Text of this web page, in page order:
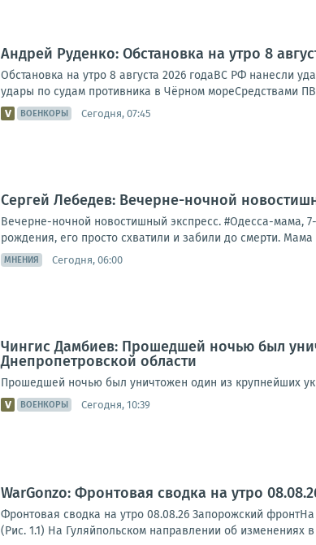
Андрей Руденко: Обстановка на утро 8
Обстановка на утро 8 августа 2026 годаВС РФ нанесли
удары по судам противника в Чёрном мореСредствами
ВОЕНКОРЫ Сегодня, 07:45
Сергей Лебедев: Вечерне-ночной
Вечерне-ночной новостишный экспресс. #Одесса-мама,
рождения, его просто схватили и забили до смерти. Мама
МНЕНИЯ Сегодня, 06:00
Чингис Дамбиев: Прошедшей ночью был
Днепропетровской области
Прошедшей ночью был уничтожен один из крупнейших
ВОЕНКОРЫ Сегодня, 10:39
WarGonzo: Фронтовая сводка на утро
Фронтовая сводка на утро 08.08.26 Запорожский
(Рис. 1.1) На Гуляйпольском направлении об